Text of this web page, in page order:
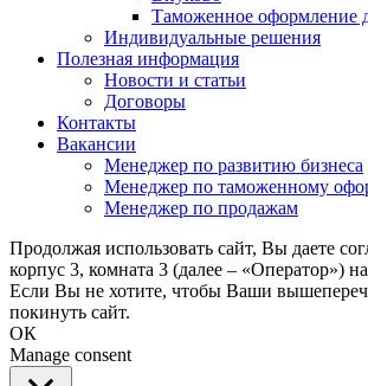
Таможенное оформление
Индивидуальные решения
Полезная информация
Новости и статьи
Договоры
Контакты
Вакансии
Менеджер по развитию бизнеса
Менеджер по таможенному
Менеджер по продажам
Продолжая использовать сайт, Вы даете
корпус 3, комната 3 (далее – «Оператор»)
Если Вы не хотите, чтобы Ваши
покинуть сайт.
ОК
Manage consent